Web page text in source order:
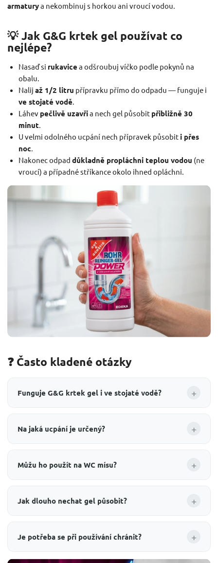
armaturya nekombinuj s horkou ani vroucí vodou.
💡 Jak G&G krtek gel používat co
nejlépe?
Nasaď si rukavice a odšroubuj víčko podle pokynů na
obalu.
Nalij až 1/2 litru přípravku přímo do odpadu — funguje i
ve stojaté vodě.
Láhev pečlivě uzavřia nech gel působit přibližně 30
minut.
U velmi odolného ucpání nech přípravek působiti přes
noc.
Nakonec odpad důkladně propláchni teplou vodou (ne
vroucí) a případné stříkance okolo ihned opláchni.
❓ Často kladené otázky
Funguje G&G krtek gel i ve stojaté vodě? +
Na jaká ucpání je určený? +
Můžu ho použít na WC mísu? +
Jak dlouho nechat gel působit? +
Je potřeba se při používání chránit? +